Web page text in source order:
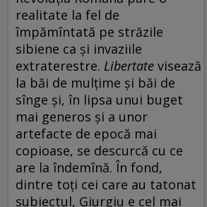
realitate la fel de
împămîntată pe străzile
sibiene ca și invaziile
extraterestre. Libertate visează
la băi de mulțime și băi de
sînge și, în lipsa unui buget
mai generos și a unor
artefacte de epocă mai
copioase, se descurcă cu ce
are la îndemînă. În fond,
dintre toți cei care au tatonat
subiectul, Giurgiu e cel mai